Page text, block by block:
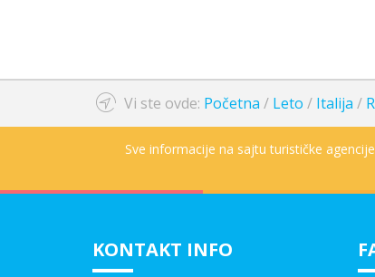
Vi ste ovde: Početna / Leto / Italija /
Sve informacije na sajtu turističke
KONTAKT INFO